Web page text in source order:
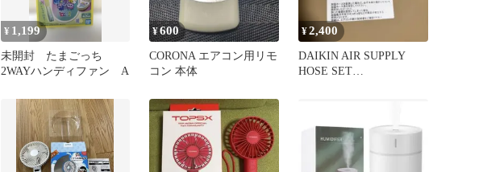
¥ 1,199
未開封 たまごっち
2WAYハンディファン A
¥600
CORONA エアコン用リモ
コン 本体
¥2,400
DAIKIN AIR SUPPLY
HOSE SET